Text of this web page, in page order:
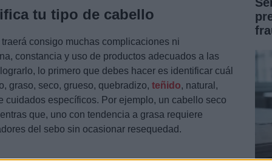
tu tipo de cabello
traerá consigo muchas complicaciones ni
constancia y uso de productos adecuados a las
lo primero que debes hacer es identificar cuál
graso, seco, grueso, quebradizo, teñido, natural,
cuidados específicos. Por ejemplo, un cabello seco
que, uno con tendencia a grasa requiere
del sebo sin ocasionar resequedad.